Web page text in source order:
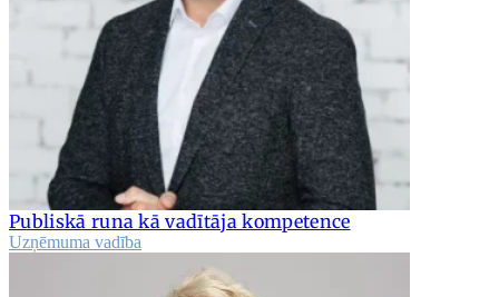
Publiskā runa kā vadītāja kompetence
Uzņēmuma vadība